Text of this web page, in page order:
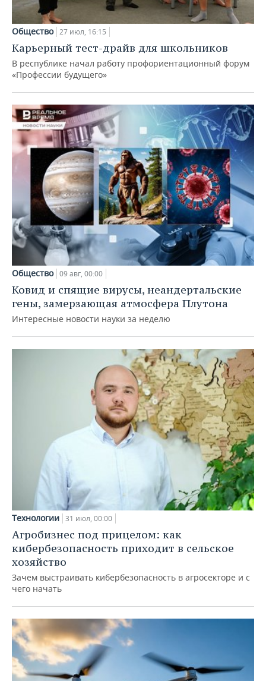
Общество 27 июл, 16:15
Карьерный тест-драйв для школьников
В республике начал работу профориентационный форум
«Профессии будущего»
Общество 09 авг, 00:00
Ковид и спящие вирусы, неандертальские
гены, замерзающая атмосфера Плутона
Интересные новости науки за неделю
Технологии 31 июл, 00:00
Агробизнес под прицелом: как
кибербезопасность приходит в сельское
хозяйство
Зачем выстраивать кибербезопасность в агросекторе и с
чего начать